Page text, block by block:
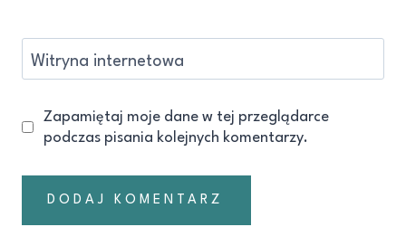
Witryna internetowa
Zapamiętaj moje dane w tej przeglądarce
podczas pisania kolejnych komentarzy.